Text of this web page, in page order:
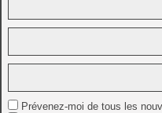
Prévenez-moi de tous les